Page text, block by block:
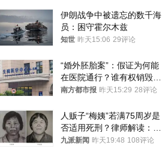
伊朗战争中被遗忘的数千海
员：困守霍尔木兹
知世 昨天15:06 29评论
“婚外胚胎案”：假证为何能
在医院通行？谁有权销毁胚
胎？
南方都市报 昨天15:29 28评论
人贩子“梅姨”若满75周岁是
否适用死刑？律师解读：很
大概率不会被判处死刑
九派新闻 昨天19:48 108评论